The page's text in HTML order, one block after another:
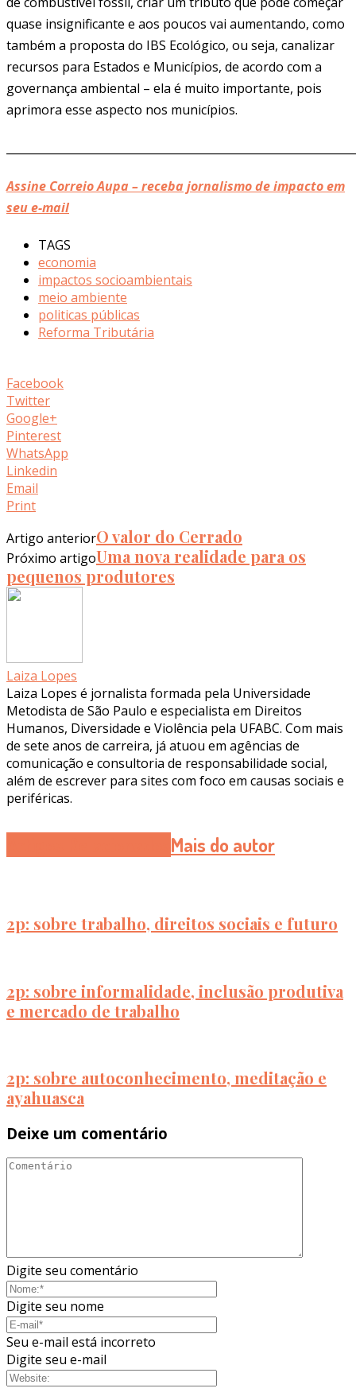
quase insignificante e aos poucos vai aumentando, como
também a proposta do IBS Ecológico, ou seja, canalizar
recursos para Estados e Municípios, de acordo com a
governança ambiental – ela é muito importante, pois
aprimora esse aspecto nos municípios.
Assine Correio Aupa – receba jornalismo de impacto em
seu e-mail
TAGS
economia
impactos socioambientais
meio ambiente
politicas públicas
Reforma Tributária
Facebook
Twitter
Google+
Pinterest
WhatsApp
Linkedin
Email
Print
Artigo anteriorO valor do Cerrado
Próximo artigoUma nova realidade para os
pequenos produtores
Laiza Lopes
Laiza Lopes é jornalista formada pela Universidade
Metodista de São Paulo e especialista em Direitos
Humanos, Diversidade e Violência pela UFABC. Com mais
de sete anos de carreira, já atuou em agências de
comunicação e consultoria de responsabilidade social,
além de escrever para sites com foco em causas sociais e
periféricas.
Mais do autor
2p: sobre trabalho, direitos sociais e futuro
2p: sobre informalidade, inclusão produtiva
e mercado de trabalho
2p: sobre autoconhecimento, meditação e
ayahuasca
Deixe um comentário
Digite seu comentário
Digite seu nome
Seu e-mail está incorreto
Digite seu e-mail